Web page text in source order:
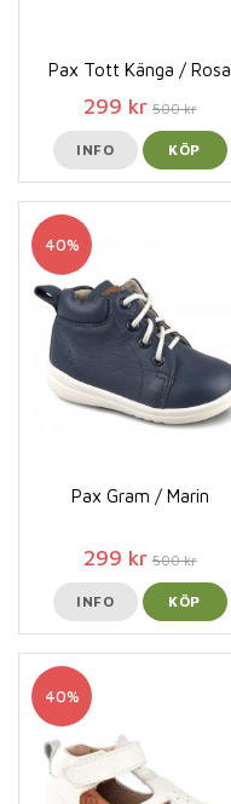
Pax Tott Känga / Rosa
299 kr 500 kr
INFO KÖP
40%
Pax Gram / Marin
299 kr 500 kr
INFO KÖP
40%